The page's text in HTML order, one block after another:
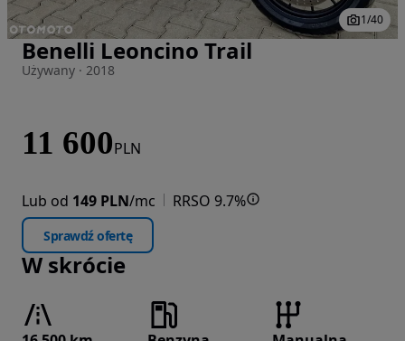
Zdjęcie 1 z 40
1/40
Benelli Leoncino Trail
Używany · 2018
11 600PLN
Lub od 149 PLN/mc RRSO 9.7%
Sprawdź ofertę
W skrócie